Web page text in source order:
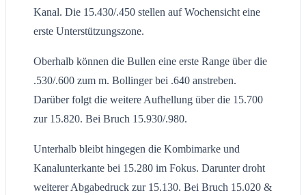
Kanal. Die 15.430/.450 stellen auf Wochensicht eine
erste Unterstützungszone.
Oberhalb können die Bullen eine erste Range über die
.530/.600 zum m. Bollinger bei .640 anstreben.
Darüber folgt die weitere Aufhellung über die 15.700
zur 15.820. Bei Bruch 15.930/.980.
Unterhalb bleibt hingegen die Kombimarke und
Kanalunterkante bei 15.280 im Fokus. Darunter droht
weiterer Abgabedruck zur 15.130. Bei Bruch 15.020 &